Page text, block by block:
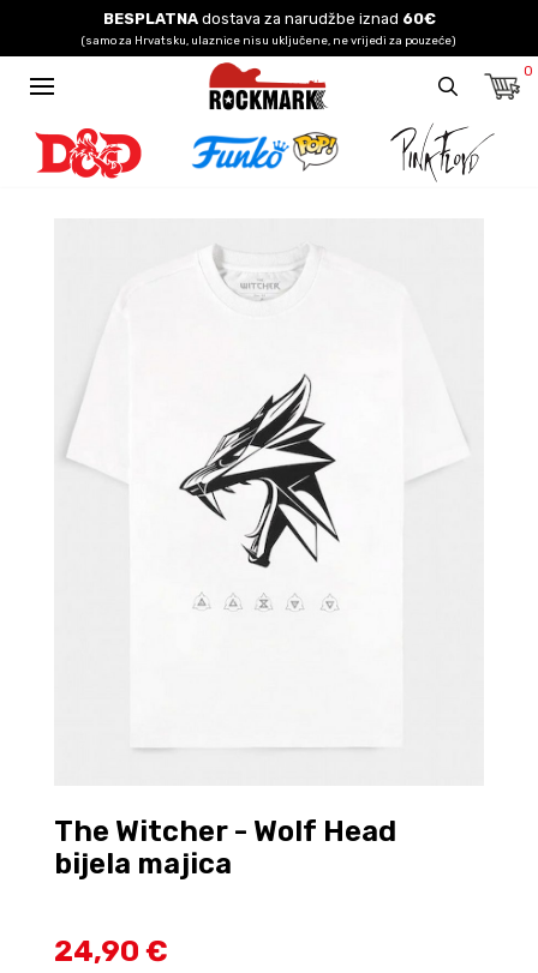
BESPLATNAdostava za narudžbe iznad 60€
(samo za Hrvatsku, ulaznice nisu uključene, ne vrijedi za pouzeće)
0
The Witcher - Wolf Head
bijela majica
24,90 €